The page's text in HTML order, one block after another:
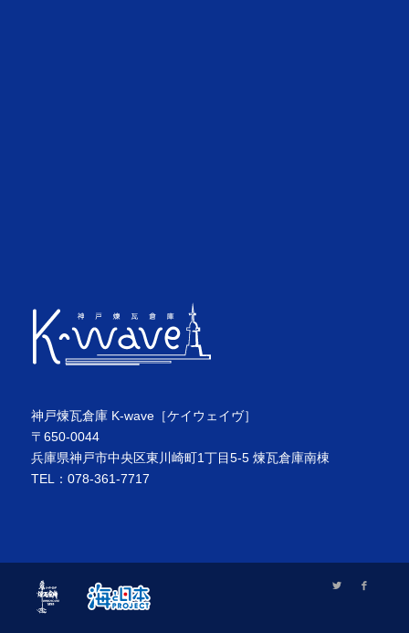
神戸煉瓦倉庫 K-wave［ケイウェイヴ］
〒650-0044
兵庫県神戸市中央区東川崎町1丁目5-5 煉瓦倉庫南棟
TEL：078-361-7717